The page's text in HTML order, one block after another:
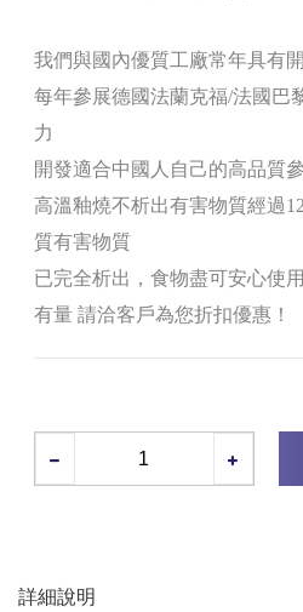
我們與國內優質工廠常年具有
每年參展德國法蘭克福/法國巴
力
開發適合中國人自己的高品質
高溫釉燒不析出有害物質經過
質有害物質
已完全析出，食物盡可安心使用
有量 請洽客戶為您折扣優惠！
詳細說明